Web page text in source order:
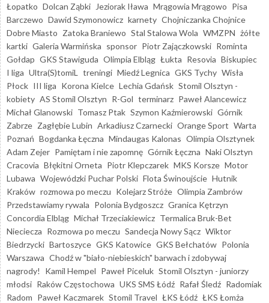
Łopatko Dolcan Ząbki Jeziorak Iława Mrągowia Mrągowo Pisa
Barczewo Dawid Szymonowicz karnety Chojniczanka Chojnice
Dobre Miasto Zatoka Braniewo Stal Stalowa Wola WMZPN żółte
kartki Galeria Warmińska sponsor Piotr Zajączkowski Rominta
Gołdap GKS Stawiguda Olimpia Elbląg Łukta Resovia Biskupiec
I liga Ultra(S)tomiL treningi Miedź Legnica GKS Tychy Wisła
Płock III liga Korona Kielce Lechia Gdańsk Stomil Olsztyn -
kobiety AS Stomil Olsztyn R-Gol terminarz Paweł Alancewicz
Michał Glanowski Tomasz Ptak Szymon Kaźmierowski Górnik
Zabrze Zagłębie Lubin Arkadiusz Czarnecki Orange Sport Warta
Poznań Bogdanka Łęczna Mindaugas Kalonas Olimpia Olsztynek
Adam Zejer Pamiętam i nie zapomnę Górnik Łęczna Naki Olsztyn
Cracovia Błękitni Orneta Piotr Klepczarek MKS Korsze Motor
Lubawa Wojewódzki Puchar Polski Flota Świnoujście Hutnik
Kraków rozmowa po meczu Kolejarz Stróże Olimpia Zambrów
Przedstawiamy rywala Polonia Bydgoszcz Granica Kętrzyn
Concordia Elbląg Michał Trzeciakiewicz Termalica Bruk-Bet
Nieciecza Rozmowa po meczu Sandecja Nowy Sącz Wiktor
Biedrzycki Bartoszyce GKS Katowice GKS Bełchatów Polonia
Warszawa Chodź w "biało-niebieskich" barwach i zdobywaj
nagrody!
Kamil Hempel Paweł Piceluk Stomil Olsztyn - juniorzy
młodsi Raków Częstochowa UKS SMS Łódź Rafał Śledź Radomiak
Radom Paweł Kaczmarek Stomil Travel ŁKS Łódź ŁKS Łomża